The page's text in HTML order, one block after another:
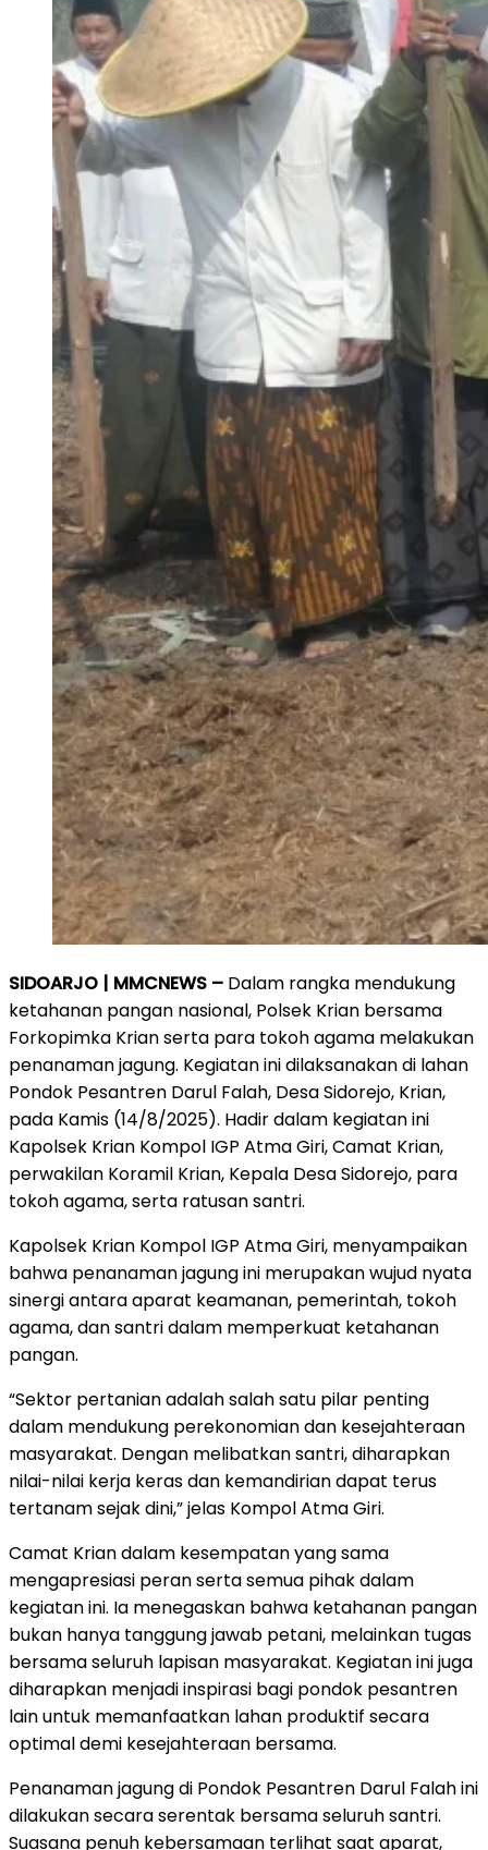
SIDOARJO | MMCNEWS – Dalam rangka mendukung
ketahanan pangan nasional, Polsek Krian bersama
Forkopimka Krian serta para tokoh agama melakukan
penanaman jagung. Kegiatan ini dilaksanakan di lahan
Pondok Pesantren Darul Falah, Desa Sidorejo, Krian,
pada Kamis (14/8/2025). Hadir dalam kegiatan ini
Kapolsek Krian Kompol IGP Atma Giri, Camat Krian,
perwakilan Koramil Krian, Kepala Desa Sidorejo, para
tokoh agama, serta ratusan santri.
Kapolsek Krian Kompol IGP Atma Giri, menyampaikan
bahwa penanaman jagung ini merupakan wujud nyata
sinergi antara aparat keamanan, pemerintah, tokoh
agama, dan santri dalam memperkuat ketahanan
pangan.
“Sektor pertanian adalah salah satu pilar penting
dalam mendukung perekonomian dan kesejahteraan
masyarakat. Dengan melibatkan santri, diharapkan
nilai-nilai kerja keras dan kemandirian dapat terus
tertanam sejak dini,” jelas Kompol Atma Giri.
Camat Krian dalam kesempatan yang sama
mengapresiasi peran serta semua pihak dalam
kegiatan ini. Ia menegaskan bahwa ketahanan pangan
bukan hanya tanggung jawab petani, melainkan tugas
bersama seluruh lapisan masyarakat. Kegiatan ini juga
diharapkan menjadi inspirasi bagi pondok pesantren
lain untuk memanfaatkan lahan produktif secara
optimal demi kesejahteraan bersama.
Penanaman jagung di Pondok Pesantren Darul Falah ini
dilakukan secara serentak bersama seluruh santri.
Suasana penuh kebersamaan terlihat saat aparat,